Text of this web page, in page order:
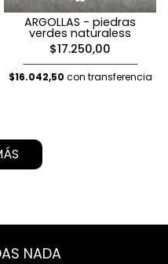
ARGOLLAS - piedras
verdes naturaless
$17.250,00
$16.042,50 con transferencia
NADA